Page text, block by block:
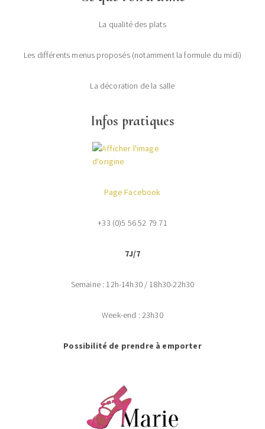
La qualité des plats
Les différents menus proposés (notamment la formule du midi)
La décoration de la salle
Infos pratiques
Page Facebook
+33 (0)5 56 52 79 71
7J/7
Semaine : 12h-14h30 / 18h30-22h30
Week-end : 23h30
Possibilité de prendre à emporter